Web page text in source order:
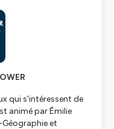
qui s'intéressent de
animé par Émilie
et